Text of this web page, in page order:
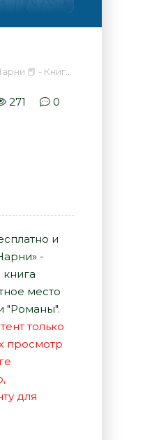
онлайн бесплатно
271 0
и
-
место
"Романы".
только
просмотр
для